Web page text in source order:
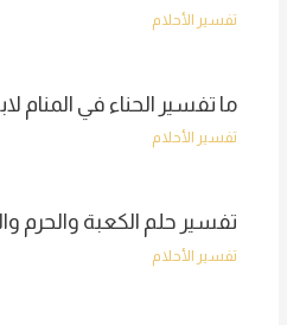
تفسير الأحلام
ما تفسير الحناء في المنام
تفسير الأحلام
تفسير حلم الكعبة والحرم
تفسير الأحلام